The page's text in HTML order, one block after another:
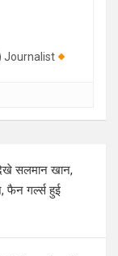
Journalist
सलमान खान,
फैन गर्ल्स हुई